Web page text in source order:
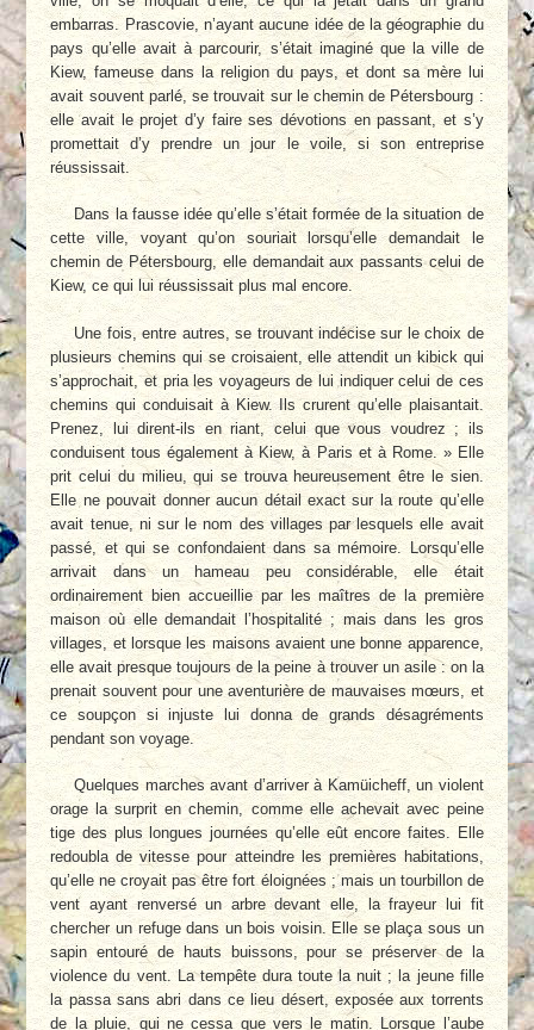
embarras. Prascovie, n’ayant aucune idée de la géographie du
pays qu’elle avait à parcourir, s’était imaginé que la ville de
Kiew, fameuse dans la religion du pays, et dont sa mère lui
avait souvent parlé, se trouvait sur le chemin de Pétersbourg :
elle avait le projet d’y faire ses dévotions en passant, et s’y
promettait d’y prendre un jour le voile, si son entreprise
réussissait.
Dans la fausse idée qu’elle s’était formée de la situation de
cette ville, voyant qu’on souriait lorsqu’elle demandait le
chemin de Pétersbourg, elle demandait aux passants celui de
Kiew, ce qui lui réussissait plus mal encore.
Une fois, entre autres, se trouvant indécise sur le choix de
plusieurs chemins qui se croisaient, elle attendit un kibick qui
s’approchait, et pria les voyageurs de lui indiquer celui de ces
chemins qui conduisait à Kiew. Ils crurent qu’elle plaisantait.
Prenez, lui dirent-ils en riant, celui que vous voudrez ; ils
conduisent tous également à Kiew, à Paris et à Rome. » Elle
prit celui du milieu, qui se trouva heureusement être le sien.
Elle ne pouvait donner aucun détail exact sur la route qu’elle
avait tenue, ni sur le nom des villages par lesquels elle avait
passé, et qui se confondaient dans sa mémoire. Lorsqu’elle
arrivait dans un hameau peu considérable, elle était
ordinairement bien accueillie par les maîtres de la première
maison où elle demandait l’hospitalité ; mais dans les gros
villages, et lorsque les maisons avaient une bonne apparence,
elle avait presque toujours de la peine à trouver un asile : on la
prenait souvent pour une aventurière de mauvaises mœurs, et
ce soupçon si injuste lui donna de grands désagréments
pendant son voyage.
Quelques marches avant d’arriver à Kamüicheff, un violent
orage la surprit en chemin, comme elle achevait avec peine
tige des plus longues journées qu’elle eût encore faites. Elle
redoubla de vitesse pour atteindre les premières habitations,
qu’elle ne croyait pas être fort éloignées ; mais un tourbillon de
vent ayant renversé un arbre devant elle, la frayeur lui fit
chercher un refuge dans un bois voisin. Elle se plaça sous un
sapin entouré de hauts buissons, pour se préserver de la
violence du vent. La tempête dura toute la nuit ; la jeune fille
la passa sans abri dans ce lieu désert, exposée aux torrents
de la pluie, qui ne cessa que vers le matin. Lorsque l’aube